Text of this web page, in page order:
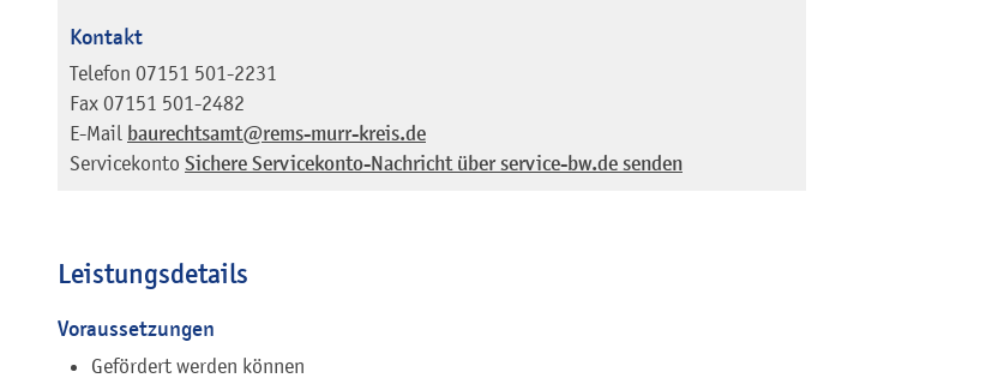
Kontakt
Telefon 07151 501-2231
Fax 07151 501-2482
E-Mail baurechtsamt@rems-murr-kreis.de
Servicekonto Sichere Servicekonto-Nachricht über service-bw.de senden
Leistungsdetails
Voraussetzungen
Gefördert werden können